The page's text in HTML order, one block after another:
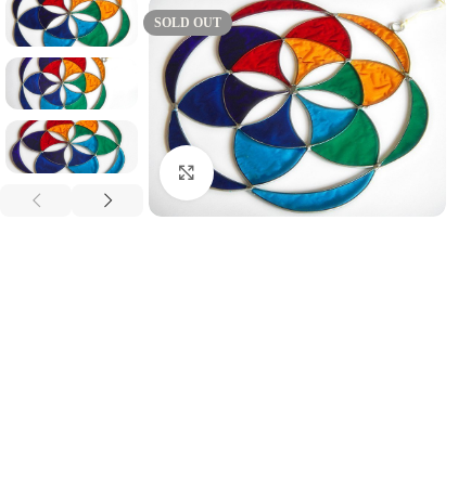
SOLD OUT
Click to enlarge